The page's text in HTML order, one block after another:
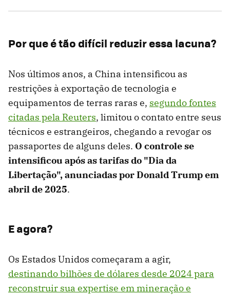
Por que é tão difícil reduzir essa lacuna?
Nos últimos anos, a China intensificou as
restrições à exportação de tecnologia e
equipamentos de terras raras e, segundo fontes
citadas pela Reuters, limitou o contato entre seus
técnicos e estrangeiros, chegando a revogar os
passaportes de alguns deles. O controle se
intensificou após as tarifas do "Dia da
Libertação", anunciadas por Donald Trump em
abril de 2025.
E agora?
Os Estados Unidos começaram a agir,
destinando bilhões de dólares desde 2024 para
reconstruir sua expertise em mineração e